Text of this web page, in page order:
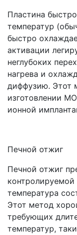
Пластина
температур
быстро
активации
неглубоких
нагрева и
диффузию. Этот
изготовлении
ионной
Печной отжиг
Печной отжиг
контролируемой
температура
Этот метод
требующих
температур,